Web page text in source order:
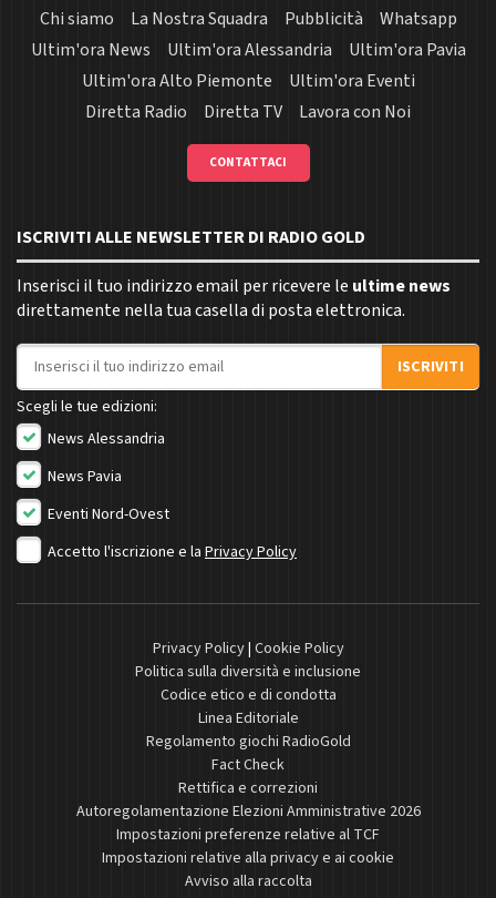
Chi siamo La Nostra Squadra Pubblicità
Whatsapp
Ultim'ora News
Ultim'ora Alessandria
Ultim'ora Pavia
Ultim'ora Alto Piemonte
Ultim'ora Eventi
Diretta Radio
Diretta TV Lavora con Noi
CONTATTACI
ISCRIVITI ALLE NEWSLETTER DI RADIO GOLD
Inserisci il tuo indirizzo email per ricevere le ultime news
direttamente nella tua casella di posta elettronica.
Indirizzo email
ISCRIVITI
Scegli le tue edizioni:
News Alessandria
News Pavia
Eventi Nord-Ovest
Accetto l'iscrizione e la Privacy Policy
Privacy Policy| Cookie Policy
Politica sulla diversità e inclusione
Codice etico e di condotta
Linea Editoriale
Regolamento giochi RadioGold
Fact Check
Rettifica e correzioni
Autoregolamentazione Elezioni Amministrative 2026
Impostazioni preferenze relative al TCF
Impostazioni relative alla privacy e ai cookie
Avviso alla raccolta